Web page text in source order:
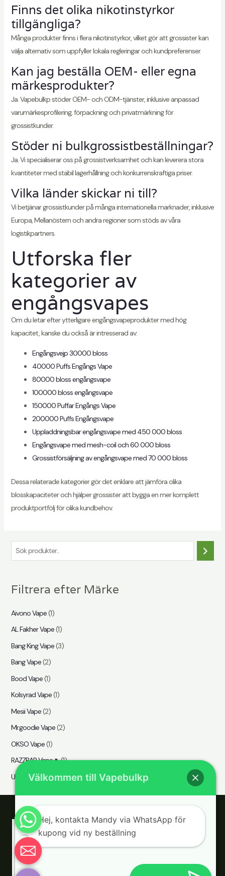
Finns det olika nikotinstyrkor
tillgängliga?
Många produkter finns i flera nikotinstyrkor, vilket gör att grossister kan
välja alternativ som uppfyller lokala regleringar och kundpreferenser.
Kan jag beställa OEM- eller egna
märkesprodukter?
Ja. Vapebulkp stöder OEM- och ODM-tjänster, inklusive anpassad
varumärkesprofilering, förpackning och privatmärkning för
grossistkunder.
Stöder ni bulkgrossistbeställningar?
Ja. Vi specialiserar oss på grossistverksamhet och kan leverera stora
kvantiteter med stabil lagerhållning och konkurrenskraftiga priser.
Vilka länder skickar ni till?
Vi betjänar grossistkunder på många internationella marknader, inklusive
Europa, Mellanöstern och andra regioner som stöds av våra
logistikpartners.
Utforska fler
kategorier av
engångsvapes
Om du letar efter ytterligare engångsvapeprodukter med hög
kapacitet, kanske du också är intresserad av:
Engångsvejp 30000 bloss
40000 Puffs Engångs Vape
80000 bloss engångsvape
100000 bloss engångsvape
150000 Puffar Engångs Vape
200000 Puffs Engångsvape
Uppladdningsbar engångsvape med 450 000 bloss
Engångsvape med mesh-coil och 60 000 bloss
Grossistförsäljning av engångsvape med 70 000 bloss
Dessa relaterade kategorier gör det enklare att jämföra olika
blosskapaciteter och hjälper grossister att bygga en mer komplett
produktportfölj för olika kundbehov.
ö
Filtrera efter Märke
Aivono Vape(1)
AL Fakher Vape(1)
Bang King Vape(3)
Bang Vape(2)
Bood Vape(1)
Kolsyrad Vape(1)
Mesii Vape(2)
Mr.goodie Vape(2)
OKSO Vape(1)
RAZZBAR Vape🔥(1)
UZY Vape (1)
Välkommen till Vapebulkp
Hej, kontakta Mandy via WhatsApp för
kupong vid ny beställning
Hide
Chaty